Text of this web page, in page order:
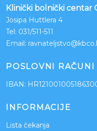
Klinički bolnički centar
Josipa Huttlera 4
Tel: 031/511-511
Email:
POSLOVNI RAČUNI
IBAN:
INFORMACIJE
Lista čekanja